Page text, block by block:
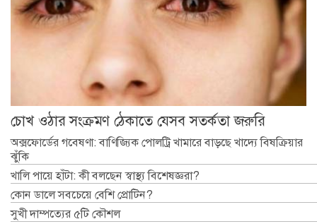
চোখ ওঠার সংক্রমণ ঠেকাতে যেসব সতর্কতা জরুরি
অক্সফোর্ডের গবেষণা: বাণিজ্যিক পোলট্রি খামারে বাড়ছে খাদ্যে বিষক্রিয়ার
ঝুঁকি
খালি পায়ে হাঁটা: কী বলছেন স্বাস্থ্য বিশেষজ্ঞরা?
কোন ডালে সবচেয়ে বেশি প্রোটিন?
সুখী দাম্পত্যের ৫টি কৌশল